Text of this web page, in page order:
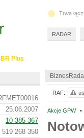
Akcje GPW •
RAF:
Plus
25.06.2007
10 385 367
519 268 350
Trwa
RADAR